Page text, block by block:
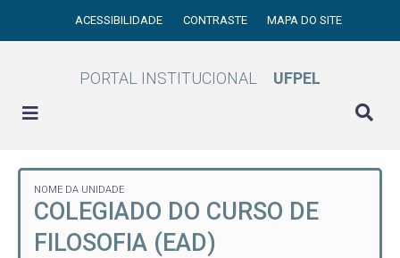
ACESSIBILIDADE CONTRASTE MAPA DO SITE
PORTAL INSTITUCIONAL UFPEL
NOME DA UNIDADE
COLEGIADO DO CURSO DE
FILOSOFIA (EAD)